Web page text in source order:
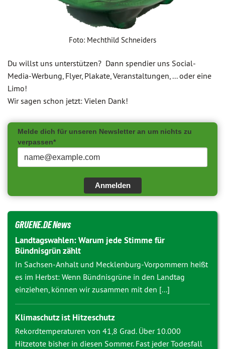
Foto: Mechthild Schneiders
Du willst uns unterstützen? Dann spendier uns Social-
Media-Werbung, Flyer, Plakate, Veranstaltungen, ... oder eine
Limo!
Wir sagen schon jetzt: Vielen Dank!
Melde dich für unseren Newsletter an um nichts zu
verpassen*
Anmelden
GRUENE.DE News
Landtagswahlen: Warum jede Stimme für
Bündnisgrün zählt
In Sachsen-Anhalt und Mecklenburg-Vorpommern heißt
es im Herbst: Wenn Bündnisgrüne in den Landtag
einziehen, können wir zusammen mit den [...]
Klimaschutz ist Hitzeschutz
Rekordtemperaturen von 41,8 Grad. Über 10.000
Hitzetote bisher in diesen Sommer. Fast jeder Todesfall